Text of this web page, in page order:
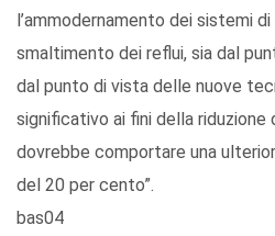
l’ammodernamento dei sistemi
smaltimento dei reflui, sia dal
dal punto di vista delle nuove
significativo ai fini della
dovrebbe comportare una
del 20 per cento”.
bas04